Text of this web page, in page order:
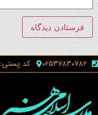
۰۲۵۳۷۸۳۰۷۸۲ کد پستی: ۳۷۱۵۸۳۴۶۱۶